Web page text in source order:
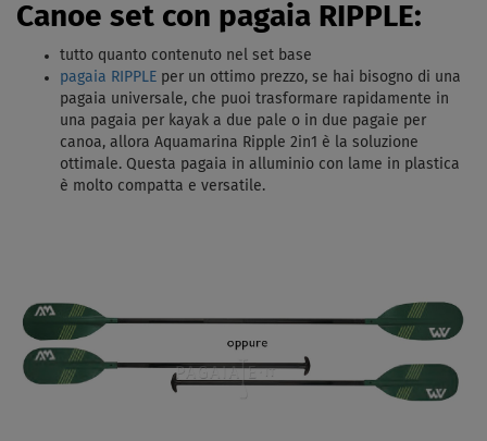
Canoe set con pagaia RIPPLE:
tutto quanto contenuto nel set base
pagaia RIPPLE per un ottimo prezzo, se hai bisogno di una
pagaia universale, che puoi trasformare rapidamente in
una pagaia per kayak a due pale o in due pagaie per
canoa, allora Aquamarina Ripple 2in1 è la soluzione
ottimale. Questa pagaia in alluminio con lame in plastica
è molto compatta e versatile.